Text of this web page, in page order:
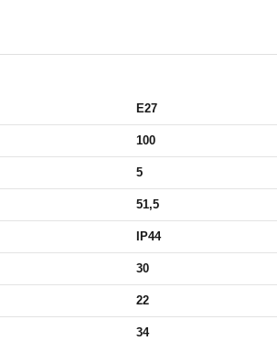
E27
100
5
51,5
IP44
30
22
34